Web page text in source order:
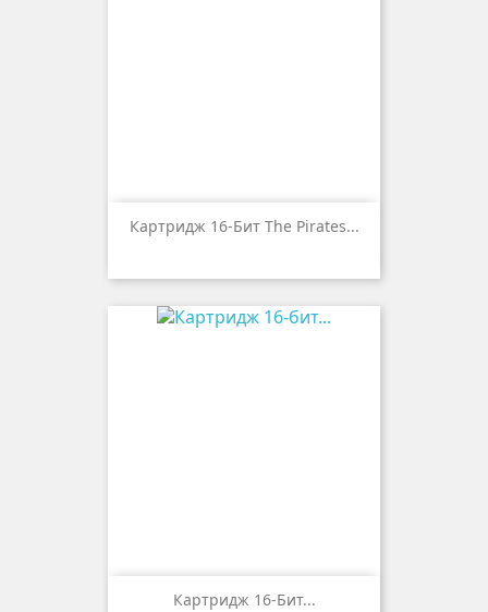
Картридж 16-Бит The Pirates...
Картридж 16-Бит...